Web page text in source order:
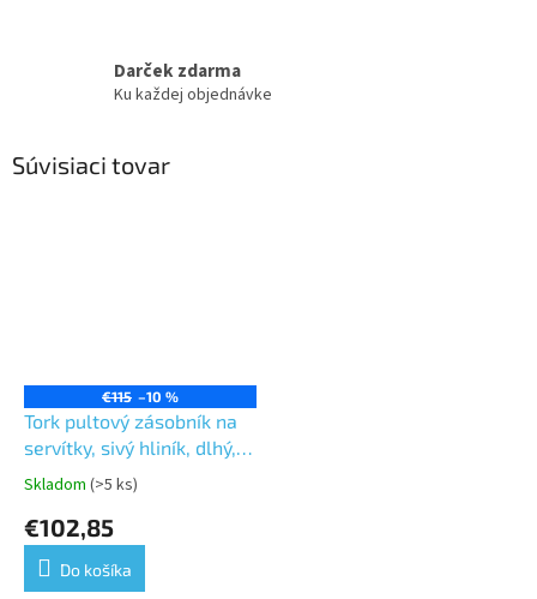
Darček zdarma
Ku každej objednávke
Súvisiaci tovar
€115 –10 %
Tork pultový zásobník na
servítky, sivý hliník, dlhý,
systém N1
Priemerné
produktu
5,0
Skladom (>5 ks)
€102,85
Do košíka